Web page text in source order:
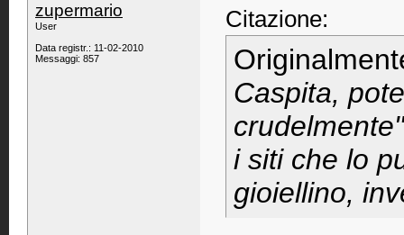
zupermario
User
Data registr.: 11-02-2010
Messaggi: 857
Citazione:
Caspita,
i siti che lo
gioiellino,